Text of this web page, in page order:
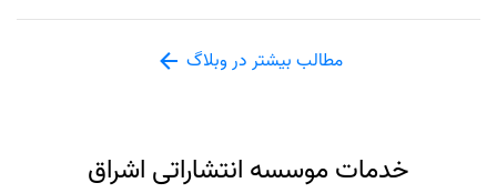
مطالب بیشتر در وبلاگ
خدمات موسسه انتشاراتی اشراق